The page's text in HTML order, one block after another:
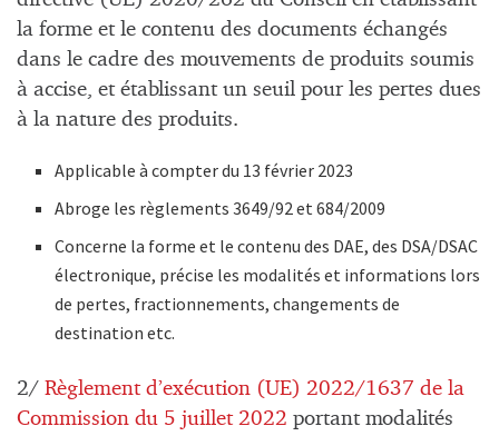
la forme et le contenu des documents échangés
dans le cadre des mouvements de produits soumis
à accise, et établissant un seuil pour les pertes dues
à la nature des produits.
Applicable à compter du 13 février 2023
Abroge les règlements 3649/92 et 684/2009
Concerne la forme et le contenu des DAE, des DSA/DSAC
électronique, précise les modalités et informations lors
de pertes, fractionnements, changements de
destination etc.
2/ Règlement d’exécution (UE) 2022/1637 de la
Commission du 5 juillet 2022 portant modalités